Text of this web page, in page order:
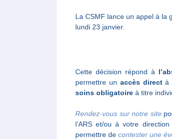
La CSMF lance un appel à la
lundi 23 janvier.
Cette décision répond à
permettre un accès directà
soins obligatoire à titre
Rendez-vous sur notre site
l’ARS et/ou à votre
permettre de contester une